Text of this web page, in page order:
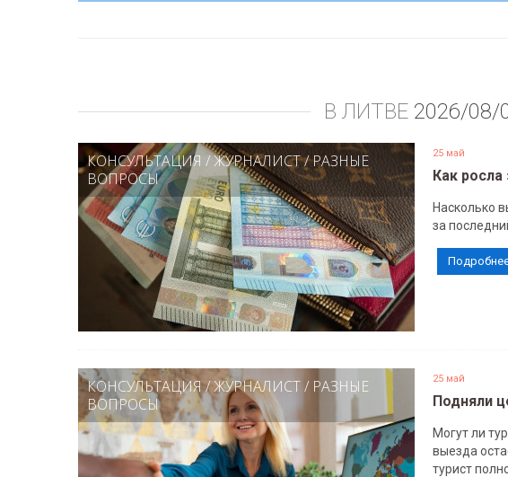
В ЛИТВЕ 2026/08/
КОНСУЛЬТАЦИЯ /ЖУРНАЛИСТ/РАЗНЫЕ
ВОПРОСЫ
25 май
Как росла
Насколько
за
КОНСУЛЬТАЦИЯ/ЖУРНАЛИСТ/ РАЗНЫЕ
ВОПРОСЫ
25 май
Подняли
Могут ли
выезда
турист